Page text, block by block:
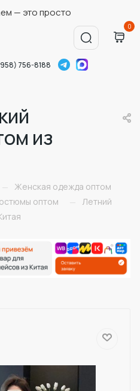
— это просто
0
756-8188
из
—
Женская одежда оптом
оптом —
Летний